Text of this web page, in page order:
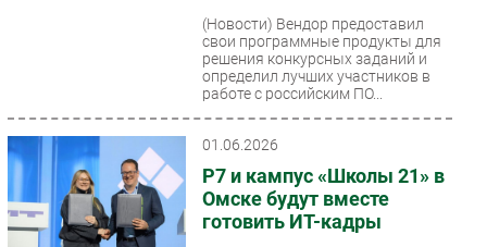
(Новости) Вендор предоставил
свои программные продукты для
решения конкурсных заданий и
определил лучших участников в
работе с российским ПО...
01.06.2026
Р7 и кампус «Школы 21» в
Омске будут вместе
готовить ИТ-кадры